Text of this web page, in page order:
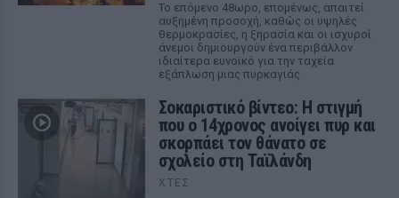
Το επόμενο 48ωρο, επομένως, απαιτεί
αυξημένη προσοχή, καθώς οι υψηλές
θερμοκρασίες, η ξηρασία και οι ισχυροί
άνεμοι δημιουργούν ένα περιβάλλον
ιδιαίτερα ευνοϊκό για την ταχεία
εξάπλωση μιας πυρκαγιάς
Σοκαριστικό βίντεο: Η στιγμή
που ο 14χρονος ανοίγει πυρ και
σκορπάει τον θάνατο σε
σχολείο στη Ταϊλάνδη
ΧΤΕΣ